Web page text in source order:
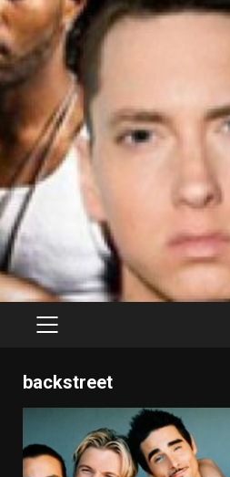
PRIMARY
backstreet